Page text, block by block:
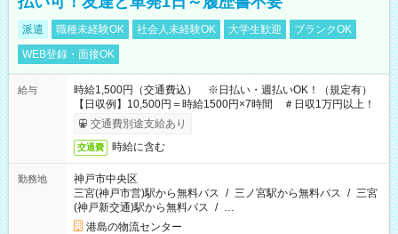
派遣 職種未経験OK 社会人未経験OK 大学生歓迎
ブランクOK
WEB登録・面接OK
給与
時給1,500円（交通費込） ※日払い・週払いOK！（規定有）
【日収例】10,500円＝時給1500円×7時間 ＃日収1万円以上！
交通費別途支給あり
交通費 時給に含む
勤務地
神戸市中央区
三宮(神戸市営)駅から無料バス / 三ノ宮駅から無料バス / 三宮
(神戸新交通)駅から無料バス / …
港島の物流センター